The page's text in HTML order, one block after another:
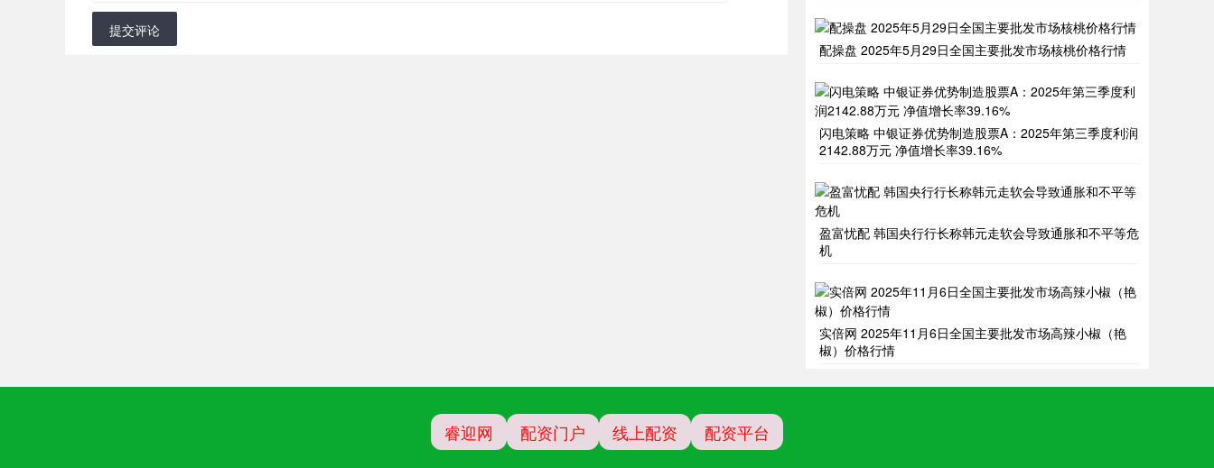
提交评论
配操盘 2025年5月29日全国主要批发市场核桃价格行情
闪电策略 中银证券优势制造股票A：2025年第三季度利润
2142.88万元 净值增长率39.16%
盈富忧配 韩国央行行长称韩元走软会导致通胀和不平等危
机
实倍网 2025年11月6日全国主要批发市场高辣小椒（艳
椒）价格行情
睿迎网 配资门户 线上配资 配资平台